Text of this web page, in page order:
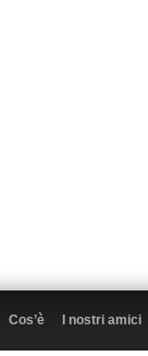
Cos’è I nostri amici